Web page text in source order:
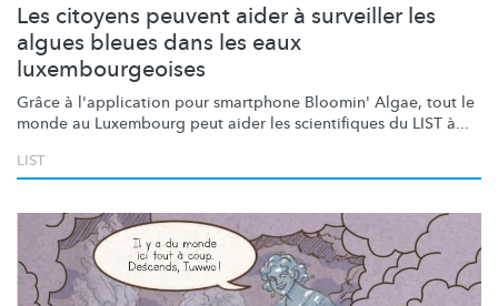
Les citoyens peuvent aider à surveiller les
algues bleues dans les eaux
luxembourgeoises
Grâce à l'application pour smartphone Bloomin' Algae, tout le
monde au Luxembourg peut aider les scientifiques du LIST à...
LIST